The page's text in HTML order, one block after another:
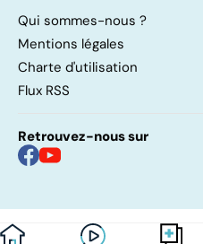
Qui sommes-nous ?
Mentions légales
Charte d'utilisation
Flux RSS
Retrouvez-nous sur